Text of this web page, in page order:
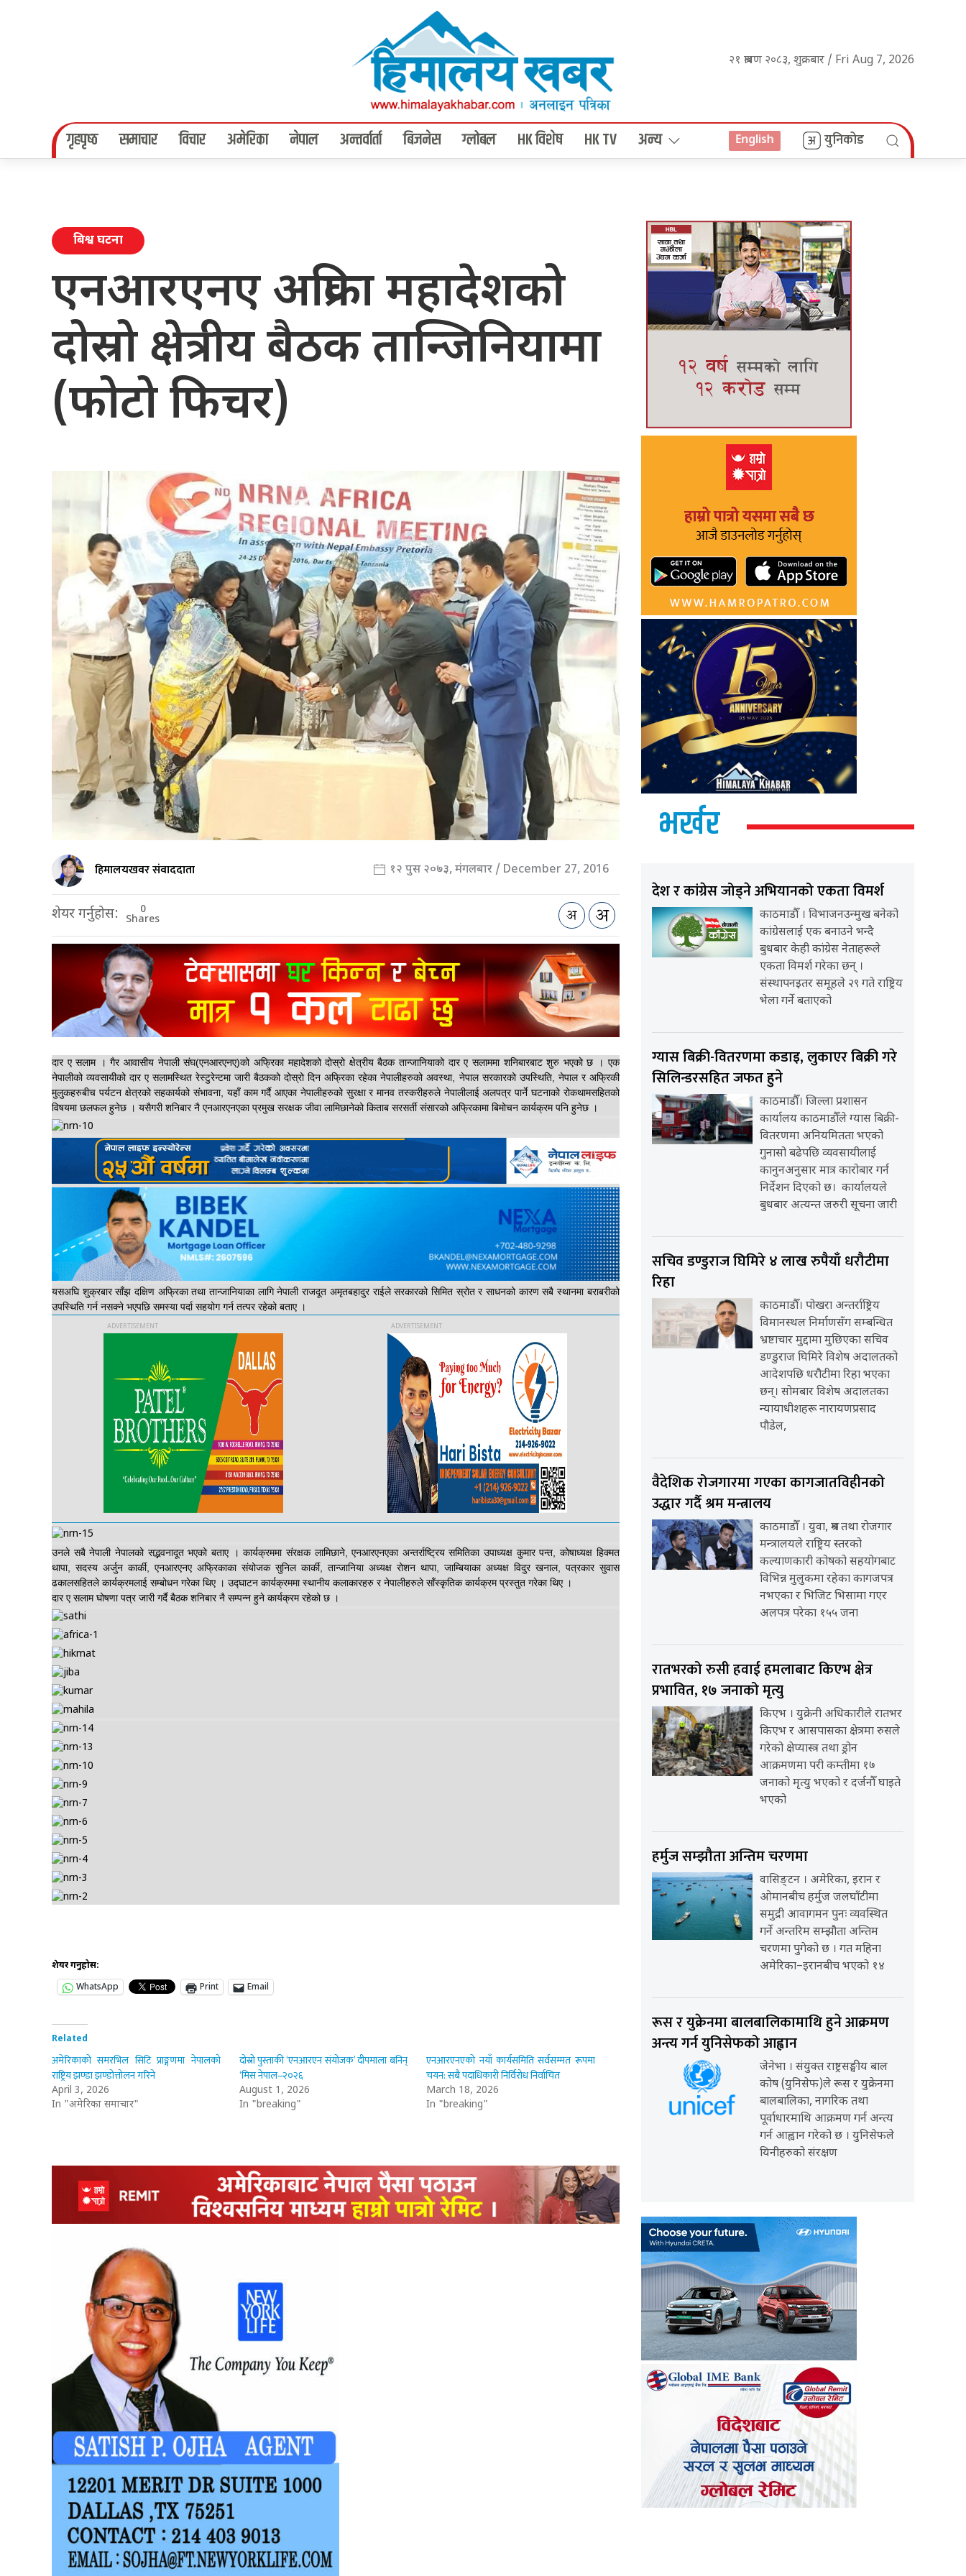
२१ श्रावण २०८३, शुक्रबार / Fri Aug 7, 2026
गृहपृष्‍ठ समाचार विचार अमेरिका नेपाल अन्तर्वार्ता बिजनेस ग्लोबल HK विशेष HK TV अन्य English युनिकोड
बिश्व घटना
एनआरएनए अफ्रिका महादेशको
दोस्रो क्षेत्रीय बैठक तान्जिनियामा
(फोटो फिचर)
हिमालयखवर संवाददाता १२ पुस २०७३, मंगलबार / December 27, 2016
शेयर गर्नुहोस: 0
Shares
दार ए सलाम । गैर आवासीय नेपाली संघ(एनआरएनए)को अफ्रिका महादेशको दोस्रो क्षेत्रीय बैठक तान्जानियाको दार ए सलाममा शनिबारबाट शुरु भएको छ । एक
नेपालीको व्यवसायीको दार ए सलामस्थित रेस्टुरेन्टमा जारी बैठकको दोस्रो दिन अफ्रिका रहेका नेपालीहरुको अवस्था, नेपाल सरकारको उपस्थिति, नेपाल र अफ्रिकी
मुलुकहरुबीच पर्यटन क्षेत्रको सहकार्यको संभावना, यहाँ काम गर्दै आएका नेपालीहरुको सुरक्षा र मानव तस्करीहरुले नेपालीलाई अलपत्र पार्ने घटनाको रोकथामसहितको
विषयमा छलफल हुनेछ । यसैगरी शनिबार नै एनआरएनएका प्रमुख सरक्षक जीवा लामिछानेको किताब सरसर्ती संसारको अफ्रिकामा बिमोचन कार्यक्रम पनि हुनेछ ।
यसअघि शुक्रबार साँझ दक्षिण अफ्रिका तथा तान्जानियाका लागि नेपाली राजदूत अमृतबहादुर राईले सरकारको सिमित स्रोत र साधनको कारण सबै स्थानमा बराबरीको
उपस्थिति गर्न नसक्ने भएपछि समस्या पर्दा सहयोग गर्न तत्पर रहेको बताए ।
उनले सबै नेपाली नेपालको सद्भवनादूत भएको बताए । कार्यक्रममा संरक्षक लामिछाने, एनआरएनएका अन्तर्राष्ट्रिय समितिका उपाध्यक्ष कुमार पन्त, कोषाध्यक्ष हिक्मत
थापा, सदस्य अर्जुन कार्की, एनआरएनए अफ्रिकाका संयोजक सुनिल कार्की, तान्जानिया अध्यक्ष रोशन थापा, जाम्बियाका अध्यक्ष विदुर खनाल, पत्रकार सुवास
ढकालसहितले कार्यक्रमलाई सम्बोधन गरेका थिए । उद्घाटन कार्यक्रममा स्थानीय कलाकारहरु र नेपालीहरुले साँस्कृतिक कार्यक्रम प्रस्तुत गरेका थिए ।
दार ए सलाम घोषणा पत्र जारी गर्दै बैठक शनिबार नै सम्पन्न हुने कार्यक्रम रहेको छ ।
शेयर गर्नुहोस:
WhatsApp
Print Email
Related
अमेरिकाको समरभिल सिटि प्राङ्गणमा नेपालको
राष्ट्रिय झण्डा झण्डोत्तोलन गरिने
April 3, 2026
In "अमेरिका समाचार"
दोस्रो पुस्ताकी ‘एनआरएन संयोजक’ दीपमाला बनिन्
‘मिस नेपाल–२०२६
August 1, 2026
In "breaking"
एनआरएनएको नयाँ कार्यसमिति सर्वसम्मत रूपमा
चयन: सबै पदाधिकारी निर्विरोध निर्वाचित
March 18, 2026
In "breaking"
भर्खर
देश र कांग्रेस जोड्ने अभियानको एकता विमर्श
काठमाडौँ । विभाजनउन्मुख बनेको
कांग्रेसलाई एक बनाउने भन्दै
बुधबार केही कांग्रेस नेताहरूले
एकता विमर्श गरेका छन् ।
संस्थापनइतर समूहले २९ गते राष्ट्रिय
भेला गर्ने बताएको
ग्यास बिक्री-वितरणमा कडाइ, लुकाएर बिक्री गरे
सिलिन्डरसहित जफत हुने
काठमाडौँ। जिल्ला प्रशासन
कार्यालय काठमाडौँले ग्यास बिक्री-
वितरणमा अनियमितता भएको
गुनासो बढेपछि व्यवसायीलाई
कानुनअनुसार मात्र कारोबार गर्न
निर्देशन दिएको छ। कार्यालयले
बुधबार अत्यन्त जरुरी सूचना जारी
सचिव डण्डुराज घिमिरे ४ लाख रुपैयाँ धरौटीमा
रिहा
काठमाडौँ। पोखरा अन्तर्राष्ट्रिय
विमानस्थल निर्माणसँग सम्बन्धित
भ्रष्टाचार मुद्दामा मुछिएका सचिव
डण्डुराज घिमिरे विशेष अदालतको
आदेशपछि धरौटीमा रिहा भएका
छन्। सोमबार विशेष अदालतका
न्यायाधीशहरू नारायणप्रसाद
पौडेल,
वैदेशिक रोजगारमा गएका कागजातविहीनको
उद्धार गर्दै श्रम मन्त्रालय
काठमाडौँ । युवा, श्रम तथा रोजगार
मन्त्रालयले राष्ट्रिय स्तरको
कल्याणकारी कोषको सहयोगबाट
विभिन्न मुलुकमा रहेका कागजपत्र
नभएका र भिजिट भिसामा गएर
अलपत्र परेका १५५ जना
रातभरको रुसी हवाई हमलाबाट किएभ क्षेत्र
प्रभावित, १७ जनाको मृत्यु
किएभ । युक्रेनी अधिकारीले रातभर
किएभ र आसपासका क्षेत्रमा रुसले
गरेको क्षेप्यास्त्र तथा ड्रोन
आक्रमणमा परी कम्तीमा १७
जनाको मृत्यु भएको र दर्जनौँ घाइते
भएको
हर्मुज सम्झौता अन्तिम चरणमा
वासिङ्टन । अमेरिका, इरान र
ओमानबीच हर्मुज जलघाँटीमा
समुद्री आवागमन पुनः व्यवस्थित
गर्ने अन्तरिम सम्झौता अन्तिम
चरणमा पुगेको छ । गत महिना
अमेरिका–इरानबीच भएको १४
रूस र युक्रेनमा बालबालिकामाथि हुने आक्रमण
अन्त्य गर्न युनिसेफको आह्वान
जेनेभा । संयुक्त राष्ट्रसङ्घीय बाल
कोष (युनिसेफ)ले रूस र युक्रेनमा
बालबालिका, नागरिक तथा
पूर्वाधारमाथि आक्रमण गर्न अन्त्य
गर्न आह्वान गरेको छ । युनिसेफले
यिनीहरुको संरक्षण